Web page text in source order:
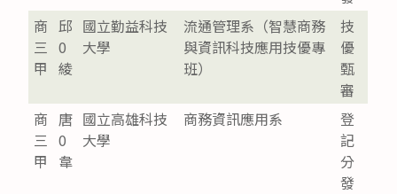
商
三
甲
邱
0
綾
國立勤益科技
大學
流通管理系（智慧商務
與資訊科技應用技優專
班）
技
優
甄
審
商
三
甲
唐
0
韋
國立高雄科技
大學
商務資訊應用系
登
記
分
發